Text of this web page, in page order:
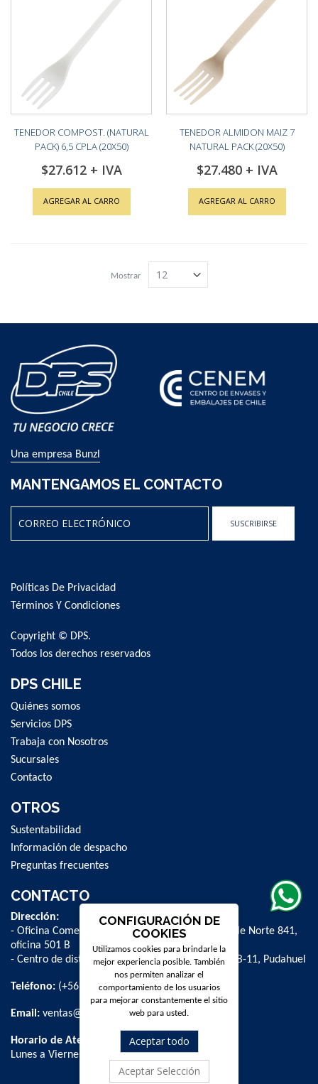
TENEDOR COMPOST. (NATURAL
PACK) 6,5 CPLA (20X50)
$27.612
AGREGAR AL CARRO
TENEDOR ALMIDON MAIZ 7
NATURAL PACK (20X50)
$27.480
AGREGAR AL CARRO
Mostrar
Una empresa Bunzl
MANTENGAMOS EL CONTACTO
Our
Newsletter:
SUSCRIBIRSE
Políticas De Privacidad
Términos Y Condiciones
Copyright © DPS.
Todos los derechos reservados
DPS CHILE
Quiénes somos
Servicios DPS
Trabaja con Nosotros
Sucursales
Contacto
OTROS
Sustentabilidad
Información de despacho
Preguntas frecuentes
CONTACTO
Dirección:
- Oficina Comercial y administrativa: Avenida Valle Norte 841,
oficina 501 B
- Centro de distribución: La Farfana 500, bodega B-11, Pudahuel
Teléfono: (+56 2) 2 584 8900
Email: ventas@dpschile.cl
Horario de Atención:
Lunes a Viernes / 09:00 a 16:00 hrs
CONFIGURACIÓN DE
COOKIES
Utilizamos cookies para brindarle la
mejor experiencia posible. También
nos permiten analizar el
comportamiento de los usuarios
para mejorar constantemente el sitio
web para usted.
Aceptar todo
Aceptar Selección